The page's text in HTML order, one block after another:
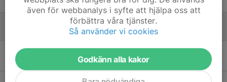
Tränare
Marianne Montigny
även för webbanalys i syfte att hjälpa oss att
förbättra våra tjänster.
Så använder vi cookies
Godkänn alla kakor